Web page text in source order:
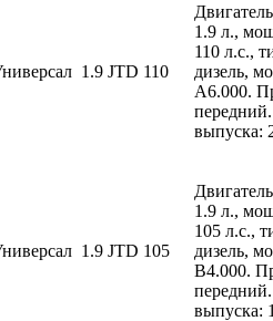
1.9 JTD 110
1.9 л.,
110 л.с.,
дизель,
A6.000.
выпуска:
1.9 JTD 105
1.9 л.,
105 л.с.,
дизель,
B4.000.
выпуска: